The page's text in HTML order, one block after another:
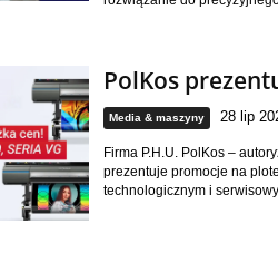
PolKos
Media & maszyny 28 lip
Firma P.H.U. PolKos –
prezentuje promocje na
technologicznym i